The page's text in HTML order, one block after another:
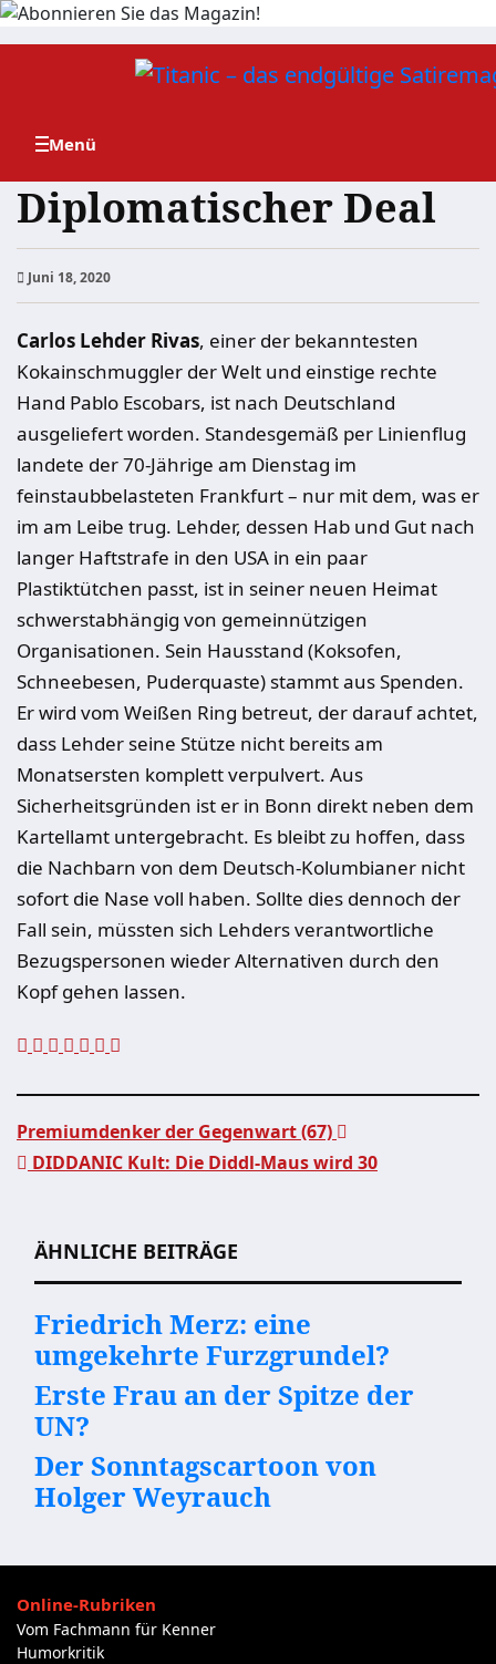
Zum
Diplomatischer Deal
Juni 18, 2020
Carlos Lehder Rivas, einer der bekanntesten
Kokainschmuggler der Welt und einstige rechte
Hand Pablo Escobars, ist nach Deutschland
ausgeliefert worden. Standesgemäß per Linienflug
landete der 70-Jährige am Dienstag im
feinstaubbelasteten Frankfurt – nur mit dem, was er
im am Leibe trug. Lehder, dessen Hab und Gut nach
langer Haftstrafe in den USA in ein paar
Plastiktütchen passt, ist in seiner neuen Heimat
schwerstabhängig von gemeinnützigen
Organisationen. Sein Hausstand (Koksofen,
Schneebesen, Puderquaste) stammt aus Spenden.
Er wird vom Weißen Ring betreut, der darauf achtet,
dass Lehder seine Stütze nicht bereits am
Monatsersten komplett verpulvert. Aus
Sicherheitsgründen ist er in Bonn direkt neben dem
Kartellamt untergebracht. Es bleibt zu hoffen, dass
die Nachbarn von dem Deutsch-Kolumbianer nicht
sofort die Nase voll haben. Sollte dies dennoch der
Fall sein, müssten sich Lehders verantwortliche
Bezugspersonen wieder Alternativen durch den
Kopf gehen lassen.
Premiumdenker der Gegenwart (67)
DIDDANIC Kult: Die Diddl-Maus wird 30
ÄHNLICHE BEITRÄGE
Friedrich Merz: eine
umgekehrte Furzgrundel?
Erste Frau an der Spitze der
UN?
Der Sonntagscartoon von
Holger Weyrauch
Online-Rubriken
Vom Fachmann für Kenner
Humorkritik